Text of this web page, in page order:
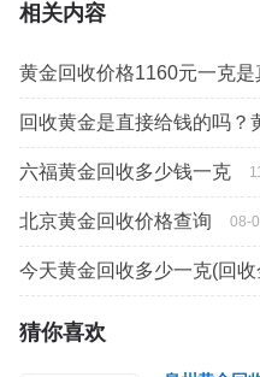
相关内容
回收黄金是直接给钱的吗？
六福黄金回收多少钱一克
北京黄金回收价格查询 08-
今天黄金回收多少一克(回
猜你喜欢